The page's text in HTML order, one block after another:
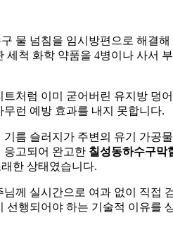
물 넘침을 임시방편으로 해결해
세척 화학 약품을 4병이나 사서
처럼 이미 굳어버린 유지방 덩
런 예방 효과를 내지 못합니다.
름 슬러지가 주변의 유기 가공물
응고되어 완고한 칠성동하수구막
한 상태였습니다.
께 실시간으로 여과 없이 직접
선행되어야 하는 기술적 이유를